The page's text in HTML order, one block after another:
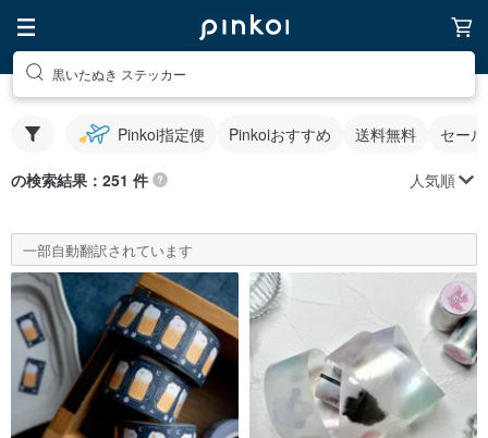
黒いたぬき ステッカー
Pinkoi指定便 Pinkoiおすすめ 送料無料 セー
の検索結果：251 件 人気順
一部自動翻訳されています